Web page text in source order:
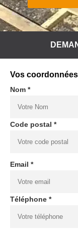
Vos coordonnées
Nom *
Code postal *
Email *
Téléphone *